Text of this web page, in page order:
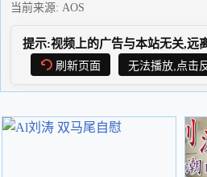
当前来源: AOS
提示:视频上的广告与本站无关,远
刷新页面
无法播放,点击